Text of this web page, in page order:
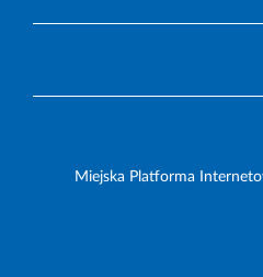
Miejska Platforma